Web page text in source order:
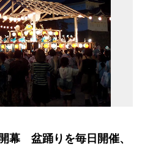
幕 盆踊りを毎日開催、